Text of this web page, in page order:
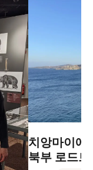
치앙마이에
북부 로드